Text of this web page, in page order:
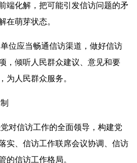
端化解，把可能引发信访问题的矛
在萌芽状态。
应当畅通信访渠道，做好信访
，倾听人民群众建议、意见和要
为人民群众服务。
信访工作的全面领导，构建党
实、信访工作联席会议协调、信访
的信访工作格局。